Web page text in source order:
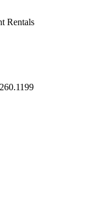
Rentals